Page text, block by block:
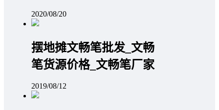
2020/08/20
摆地摊文畅笔批发_文畅
笔货源价格_文畅笔厂家
2019/08/12